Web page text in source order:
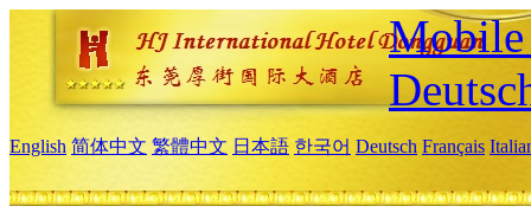
Mobile
English 简体中文 繁體中文 日本語 한국어 Deutsch Français